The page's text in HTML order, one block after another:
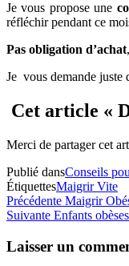
Je vous propose une
réfléchir pendant ce
Pas obligation d’achat
Je vous demande juste
Cet article «
Merci de partager cet
Publié dansConseils
ÉtiquettesMaigrir Vite
Navigation
de
l’article
Article
précédent
Précédente Maigrir
Article
Suivante Enfants
Laisser un